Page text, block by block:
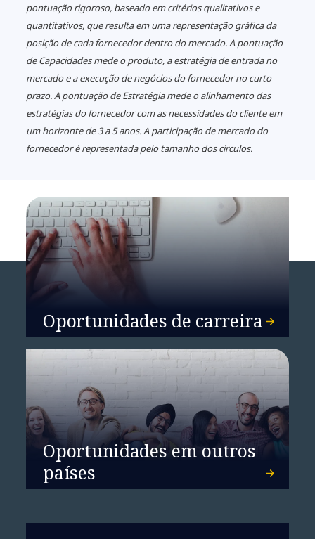
pontuação rigoroso, baseado em critérios qualitativos e
quantitativos, que resulta em uma representação gráfica da
posição de cada fornecedor dentro do mercado. A pontuação
de Capacidades mede o produto, a estratégia de entrada no
mercado e a execução de negócios do fornecedor no curto
prazo. A pontuação de Estratégia mede o alinhamento das
estratégias do fornecedor com as necessidades do cliente em
um horizonte de 3 a 5 anos. A participação de mercado do
fornecedor é representada pelo tamanho dos círculos.
Oportunidades de carreira
Oportunidades em outros
países